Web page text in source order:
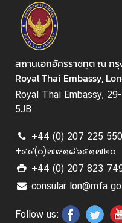
ก
อั
ค
ร
ร
า
ช
ทู
ฯ
T
a
สถานเอกอัครราชทูต ณ ก
Royal Thai Embassy,
Royal Thai Embassy,
5JB
+44 (0) 207 225
+๔๔(๐)๗๙๑๘๖๕๑๗๒๐
+44 (0) 207 823
Follow us: